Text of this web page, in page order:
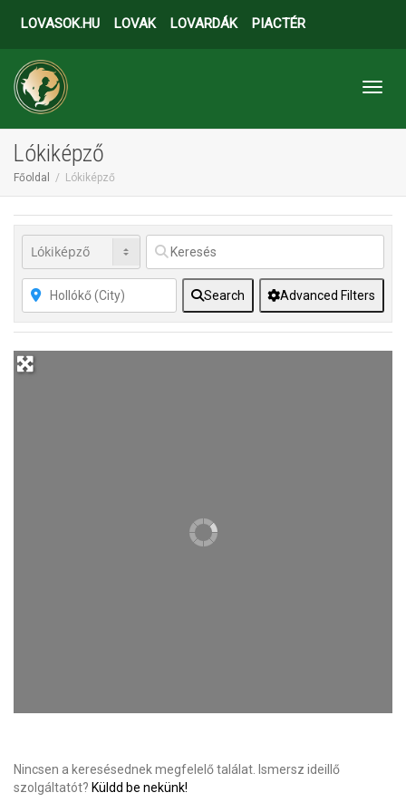
LOVASOK.HU LOVAK LOVARDÁK PIACTÉR
Lókiképző
Főoldal Lókiképző
Search Advanced Filters
Nincsen a keresésednek megfelelő találat. Ismersz ideillő
szolgáltatót? Küldd be nekünk!